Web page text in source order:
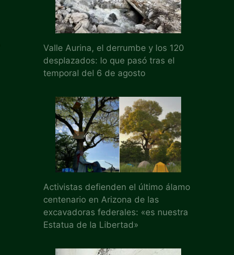
Valle Aurina, el derrumbe y los 120
desplazados: lo que pasó tras el
temporal del 6 de agosto
Activistas defienden el último álamo
centenario en Arizona de las
excavadoras federales: «es nuestra
Estatua de la Libertad»